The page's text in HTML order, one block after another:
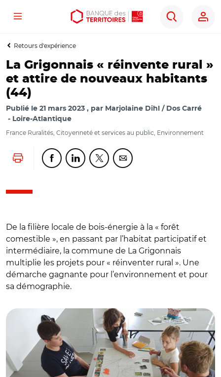
Aller
contenu
Aller
menu
Ouvrir
outils
Menu
Rechercher
Retours d'expérience
La Grigonnais « réinvente rural »
et attire de nouveaux habitants
(44)
Publié le 21 mars 2023 par Marjolaine Dihl / Dos Carré
Loire-Atlantique
France Ruralités, Citoyenneté et services au public, Environnement
Lancer l'impressionPartager cette page sur Facebook
Partager cette page sur Linkedin
Partager cette page sur Twitter
Partager cette page sur
De la filière locale de bois-énergie à la « forêt
comestible », en passant par l’habitat participatif et
intermédiaire, la commune de La Grigonnais
multiplie les projets pour « réinventer rural ». Une
démarche gagnante pour l’environnement et pour
sa démographie.